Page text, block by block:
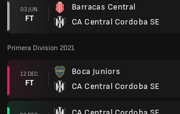
03 JUN.
FT
Barracas Central
CA Central Cordoba SE
Primera Division 2021
12 DEC.
FT
Boca Juniors
CA Central Cordoba SE